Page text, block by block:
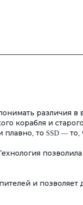
различия в
корабля и
то SSD — то,
и позволяет